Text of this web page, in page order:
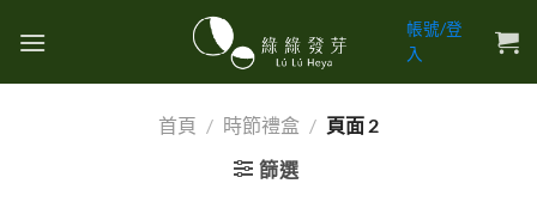
帳號/登
入
首頁 / 時節禮盒 / 頁面 2
篩選